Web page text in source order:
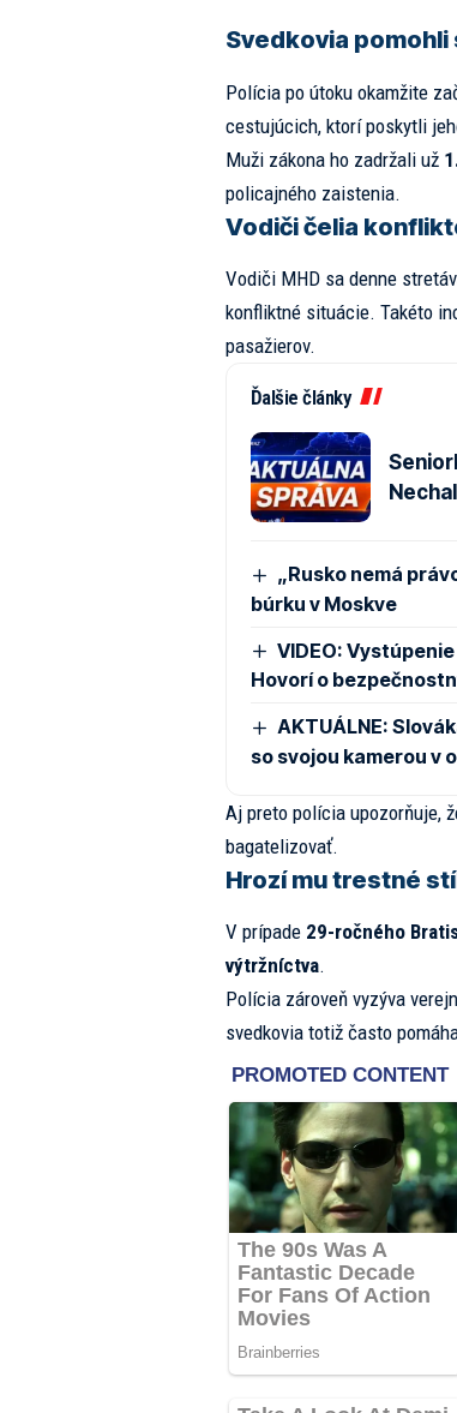
Svedkovia pomohli
Polícia po útoku okamžite
cestujúcich, ktorí poskytli
Muži zákona ho zadržali už
policajného zaistenia.
Vodiči čelia
Vodiči MHD sa denne
konfliktné situácie. Takéto
pasažierov.
Ďalšie články
„Rusko nemá
búrku v Moskve
VIDEO:
Hovorí o
AKTUÁLNE:
so svojou kamerou v
Aj preto polícia upozorňuje,
bagatelizovať.
Hrozí mu trestné
V prípade 29-ročného
výtržníctva.
Polícia zároveň vyzýva
svedkovia totiž často